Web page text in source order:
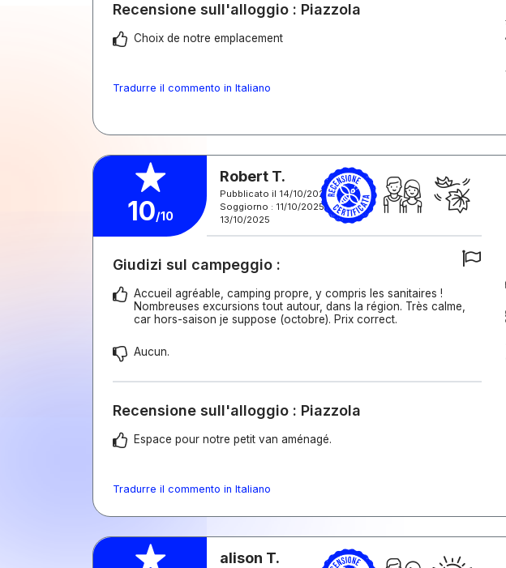
Recensione sull'alloggio : Piazzola
Choix de notre emplacement
Tradurre il commento in Italiano
10/10
Robert T.
Pubblicato il 14/10/2025
Soggiorno : 11/10/2025 -
13/10/2025
Giudizi sul campeggio :
Accueil agréable, camping propre, y compris les sanitaires !
Nombreuses excursions tout autour, dans la région. Très calme,
car hors-saison je suppose (octobre). Prix correct.
Aucun.
Recensione sull'alloggio : Piazzola
Espace pour notre petit van aménagé.
Tradurre il commento in Italiano
alison T.